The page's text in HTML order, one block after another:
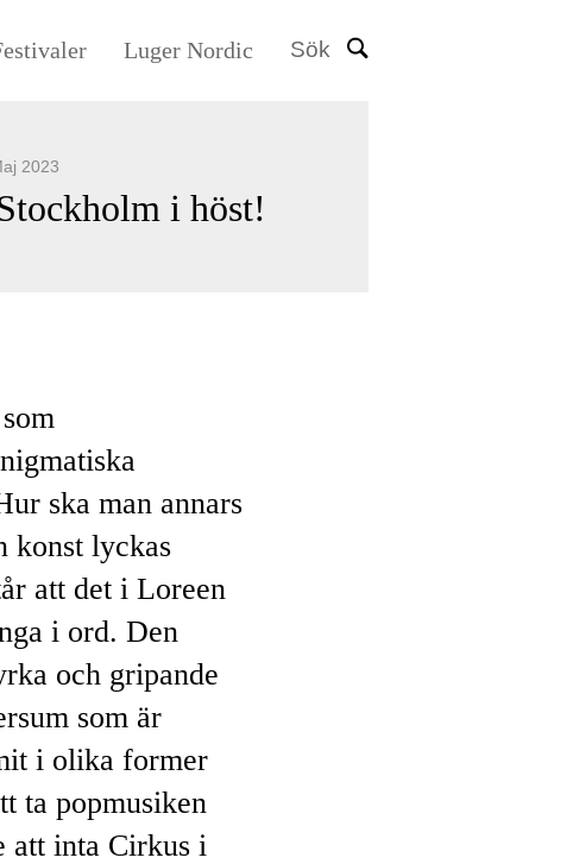
Luger Nordic Sök
2023
i höst!
ska man annars
konst lyckas
att det i Loreen
i ord. Den
och gripande
som är
i olika former
ta popmusiken
att inta Cirkus i